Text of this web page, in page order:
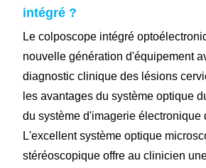
intégré ?
Le colposcope intégré
nouvelle génération d'équipement
diagnostic clinique des lésions
les avantages du système optique
du système d'imagerie électronique
L'excellent système optique
stéréoscopique offre au clinicien